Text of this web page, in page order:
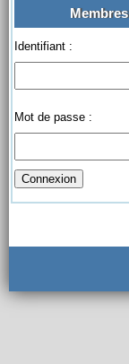
Membres
Identifiant :
Mot de passe :